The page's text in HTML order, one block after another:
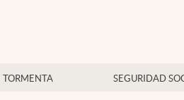
TORMENTA SEGURIDAD
Economía y finanzas